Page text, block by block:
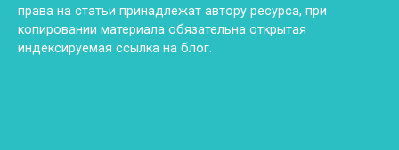
права на статьи принадлежат автору ресурса, при
копировании материала обязательна открытая
индексируемая ссылка на блог.